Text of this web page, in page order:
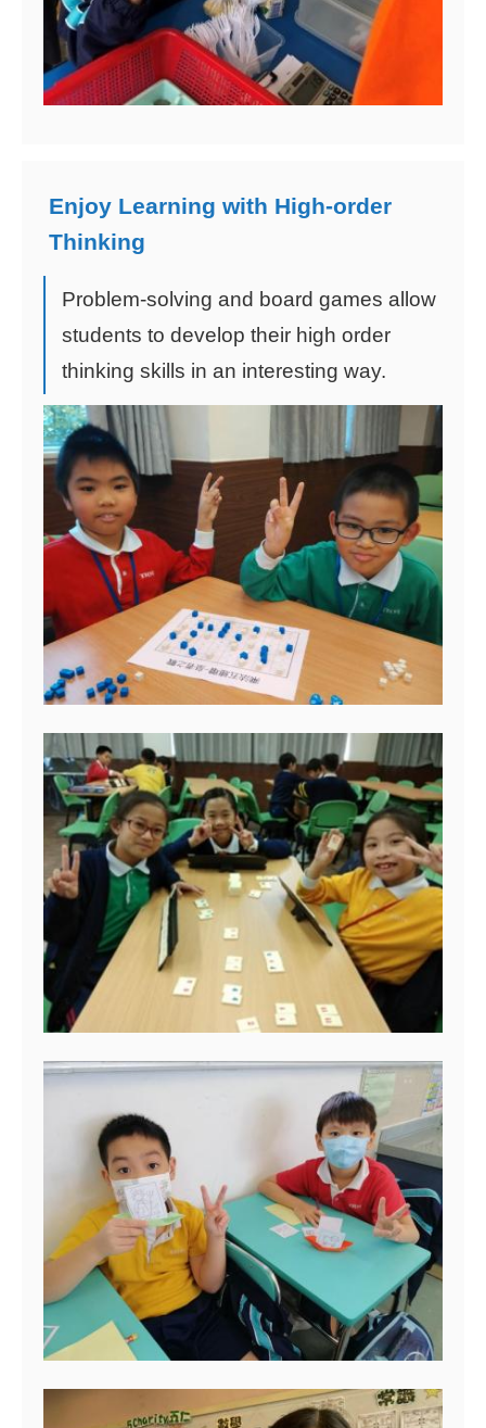
Enjoy Learning with High-order
Thinking
Problem-solving and board games allow
students to develop their high order
thinking skills in an interesting way.